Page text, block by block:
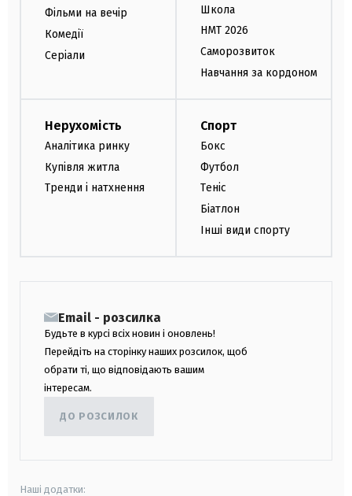
Фільми на вечір
Комедії
Серіали
Школа
НМТ 2026
Саморозвиток
Навчання за кордоном
Нерухомість
Аналітика ринку
Купівля житла
Тренди і натхнення
Спорт
Бокс
Футбол
Теніс
Біатлон
Інші види спорту
Email - розсилка
Будьте в курсі всіх новин і оновлень!
Перейдіть на сторінку наших розсилок, щоб
обрати ті, що відповідають вашим
інтересам.
ДО РОЗСИЛОК
Наші додатки: